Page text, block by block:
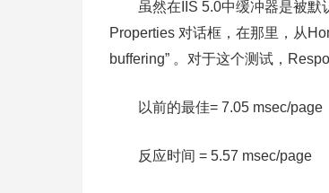
虽然在IIS 5.0中缓冲器是被默
Properties 对话框，在那里，从
buffering” 。对于这个测试，
以前的最佳= 7.05 msec/page
反应时间 = 5.57 msec/page